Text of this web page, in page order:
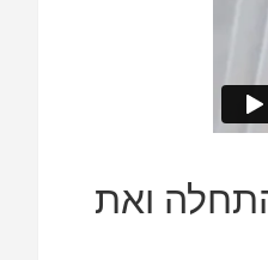
ואת